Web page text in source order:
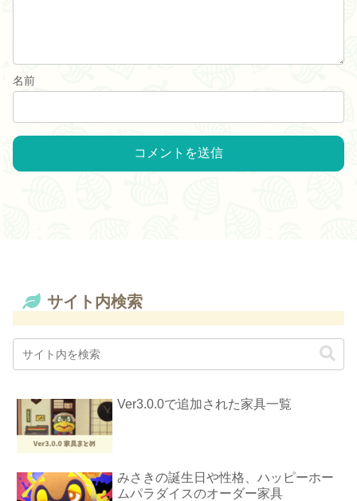
名前
サイト内検索
Ver3.0.0で追加された家具一覧
みさきの誕生日や性格、ハッピーホー
ムパラダイスのオーダー家具